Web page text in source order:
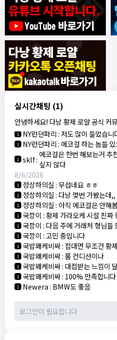
실시간채팅 (1)
안녕하세요! 다낭 황제 로얄 공식 커
8/4/2026
1 모기한테물림:여기도 문의해보면
1 모기한테물림:정찰가보다 쌀수 없
1 결혼안해:ㄹㅇ 팩트 ㅋㅋㅋㅋ
결혼안해:ㄹㅇ 팩트 ㅋㅋㅋㅋ
8/5/2026
NY런던파리 :다낭 에코걸 여기서
1 3군:에코걸 좀 조심 하는게 좋음
1 NY런던파리:저도 많이 들었습니
1 NY런던파리: 에코걸 하는 놈들
1 sklf: 에코걸은 한번 해보는거 추
싶지 않다
8/6/2026
1 정상하의실:무섭네요 ㅎㅎ
1 정상하의실: 다낭 몇번 가봤는데,,
1 정상하의실: 아직 에코걸은 안해
1 국깡이:황제 가라오케 시설 진짜
1 국깡이: 다음 주에 거래처 형님들
1 국깡이:고민 중입니다
1 국밥왜케비싸: 접대면 무조건 황
1 국밥왜케비싸:룸 컨디션이나
1 국밥왜케비싸: 대접받는 느낌이
1 국밥왜케비싸: 100% 만족합니다
1 Newera: BMW도 좋음